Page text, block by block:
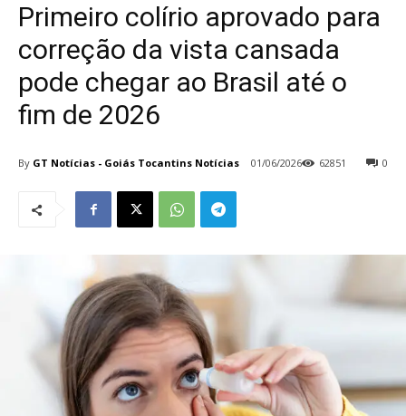
Primeiro colírio aprovado para
correção da vista cansada
pode chegar ao Brasil até o
fim de 2026
By GT Notícias - Goiás Tocantins Notícias 01/06/2026 0
62851